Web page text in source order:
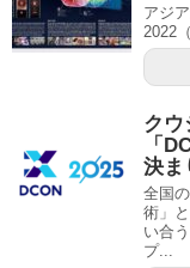
アジ
2022
クウ
「
決ま
全国
術」
い合
プ...